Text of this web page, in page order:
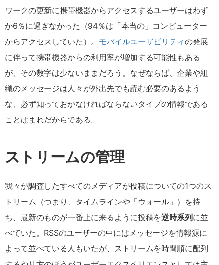
ワークの更新に携帯機器からアクセスするユーザーはわず
か6％に過ぎなかった（94％は「本当の」コンピューター
からアクセスしていた）。 モバイルユーザビリティの発展
に伴って携帯機器からの利用率が増加する可能性もある
が、その数字は少ないままだろう。なぜならば、企業や組
織のメッセージは人々が外出先でも読む必要のあるよう
な、必ず知っておかなければならないタイプの情報である
ことはまれだからである。
ストリームの管理
我々が調査したすべてのメディアが投稿についての1つのス
トリーム（つまり、タイムラインや「ウォール」）を持
ち、最新のものが一番上に来るように投稿を逆時系列 に並
べていた。RSSのユーザーの中にはメッセージを情報源に
よって並べている人もいたが、ストリームを時間順に配列